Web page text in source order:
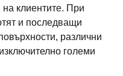
клиентите. При
и последващи
различни
големи